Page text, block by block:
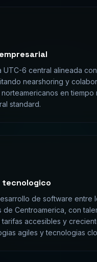
UTC-6 central alineada
nearshoring y
en tiempo
standard.
tecnologico
de software entre
de Centroamerica, con
accesibles y
agiles y tecnologias